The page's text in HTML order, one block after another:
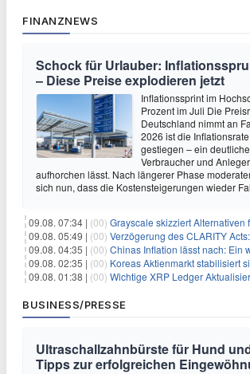
FINANZNEWS
Schock für Urlauber:
– Diese Preise explodieren jetzt
Inflationssprint im
Prozent im Juli Die
Deutschland nimmt an
2026 ist die
gestiegen – ein
Verbraucher und
aufhorchen lässt. Nach längerer Phase
sich nun, dass die Kostensteigerungen wieder
09.08. 07:34 | (00) Grayscale skizziert Alternativen für die US-
09.08. 05:49 | (00) Verzögerung des CLARITY Acts: Droht XRP
09.08. 04:35 | (00) Chinas Inflation lässt nach: Ein willkommenes Zeichen für Investoren
09.08. 02:35 | (00) Koreas Aktienmarkt stabilisiert sich, da gehebelte
09.08. 01:38 | (00) Wichtige XRP Ledger Aktualisierung zielt auf
BUSINESS/PRESSE
Ultraschallzahnbürste für Hund
Tipps zur erfolgreichen